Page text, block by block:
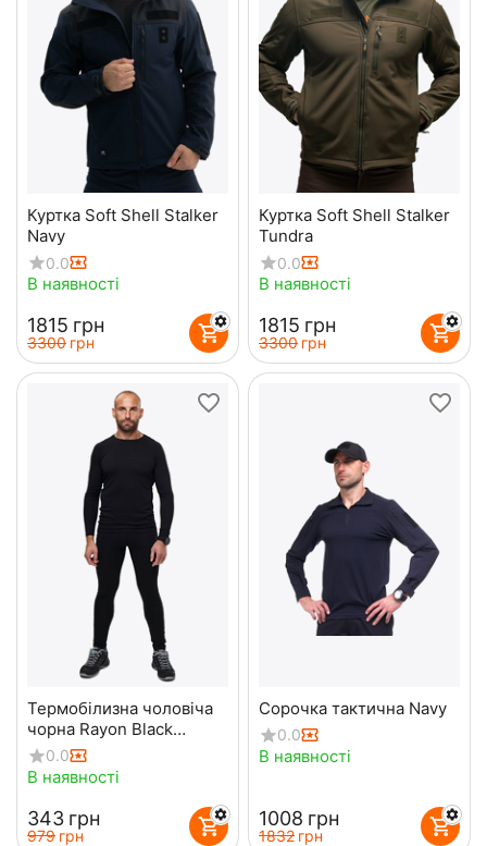
Куртка Soft Shell Stalker
Navy
0.0
В наявності
‍1815‍ грн
‍3300‍ грн
Куртка Soft Shell Stalker
Tundra
0.0
В наявності
‍1815‍ грн
‍3300‍ грн
Термобiлизна чоловіча
чорна Rayon Black
комплект
0.0
В наявності
‍343‍ грн
‍979‍ грн
Сорочка тактична Navy
0.0
В наявності
‍1008‍ грн
‍1832‍ грн